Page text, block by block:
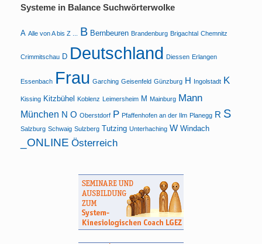
Kategorie
Systeme in Balance Suchwörterwolke
A Alle von A bis Z ... B Bernbeuren Brandenburg Brigachtal Chemnitz
Crimmitschau D Deutschland Diessen Erlangen
Essenbach Frau Garching Geisenfeld Günzburg H Ingolstadt K
Kissing Kitzbühel Koblenz Leimersheim M Mainburg Mann
München N O Oberstdorf P Pfaffenhofen an der Ilm Planegg R S
Salzburg Schwaig Sulzberg Tutzing Unterhaching W Windach
_ONLINE Österreich